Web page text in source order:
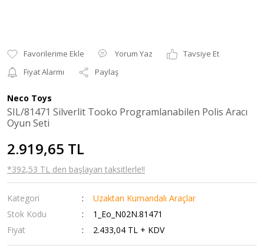
Yorum Yaz
Tavsiye Et
Fiyat Alarmı
Paylaş
Neco Toys
SIL/81471 Silverlit Tooko Programlanabilen Polis Aracı
Oyun Seti
2.919,65 TL
*392,53 TL den başlayan taksitlerle!!
Kategori
Uzaktan Kumandalı Araçlar
Stok Kodu
1_Eo_N02N.81471
Fiyat
2.433,04 TL + KDV